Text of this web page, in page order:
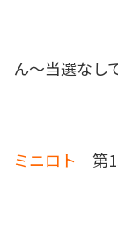
ん〜当選なし
ミニロト 第